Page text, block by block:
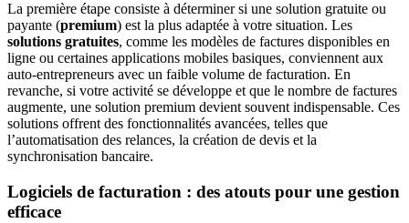
La première étape consiste à déterminer si une solution gratuite ou
payante (premium) est la plus adaptée à votre situation. Les
solutions gratuites, comme les modèles de factures disponibles en
ligne ou certaines applications mobiles basiques, conviennent aux
auto-entrepreneurs avec un faible volume de facturation. En
revanche, si votre activité se développe et que le nombre de factures
augmente, une solution premium devient souvent indispensable. Ces
solutions offrent des fonctionnalités avancées, telles que
l’automatisation des relances, la création de devis et la
synchronisation bancaire.
Logiciels de facturation : des atouts pour une gestion
efficace